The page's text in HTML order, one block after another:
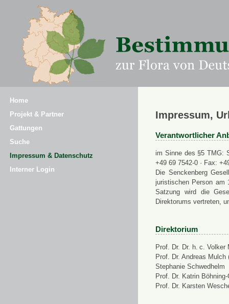
Home
Projekt & Partner
Gattungen
Suche
Impressum & Datenschutz
Interner Login
Impressum,
Verantwortlicher
im Sinne des §5 TMG:
+49 69 7542-0 · Fax:
Die Senckenberg
juristischen Person am
Satzung wird die
Direktorums vertreten,
Direktorium
Prof. Dr. Dr. h. c. Volker
Prof. Dr. Andreas
Stephanie Schwedhelm
Prof. Dr. Katrin
Prof. Dr. Karsten